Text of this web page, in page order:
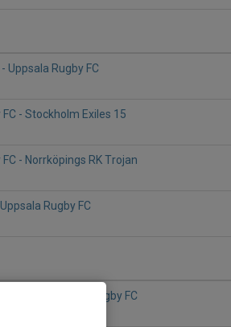
Uppsala Rugby FC
- Stockholm Exiles 15
- Norrköpings RK Trojan
Rugby FC
Trojan - Uppsala Rugby FC